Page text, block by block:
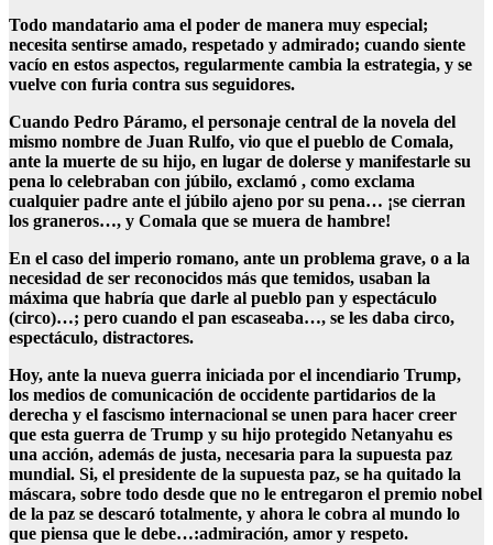
Todo mandatario ama el poder de manera muy especial;
necesita sentirse amado, respetado y admirado; cuando siente
vacío en estos aspectos, regularmente cambia la estrategia, y se
vuelve con furia contra sus seguidores.
Cuando Pedro Páramo, el personaje central de la novela del
mismo nombre de Juan Rulfo, vio que el pueblo de Comala,
ante la muerte de su hijo, en lugar de dolerse y manifestarle su
pena lo celebraban con júbilo, exclamó , como exclama
cualquier padre ante el júbilo ajeno por su pena… ¡se cierran
los graneros…, y Comala que se muera de hambre!
En el caso del imperio romano, ante un problema grave, o a la
necesidad de ser reconocidos más que temidos, usaban la
máxima que habría que darle al pueblo pan y espectáculo
(circo)…; pero cuando el pan escaseaba…, se les daba circo,
espectáculo, distractores.
Hoy, ante la nueva guerra iniciada por el incendiario Trump,
los medios de comunicación de occidente partidarios de la
derecha y el fascismo internacional se unen para hacer creer
que esta guerra de Trump y su hijo protegido Netanyahu es
una acción, además de justa, necesaria para la supuesta paz
mundial. Si, el presidente de la supuesta paz, se ha quitado la
máscara, sobre todo desde que no le entregaron el premio nobel
de la paz se descaró totalmente, y ahora le cobra al mundo lo
que piensa que le debe…:admiración, amor y respeto.